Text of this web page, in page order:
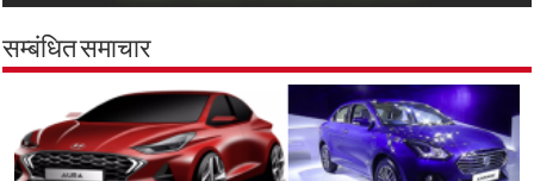
सम्बंधित समाचार